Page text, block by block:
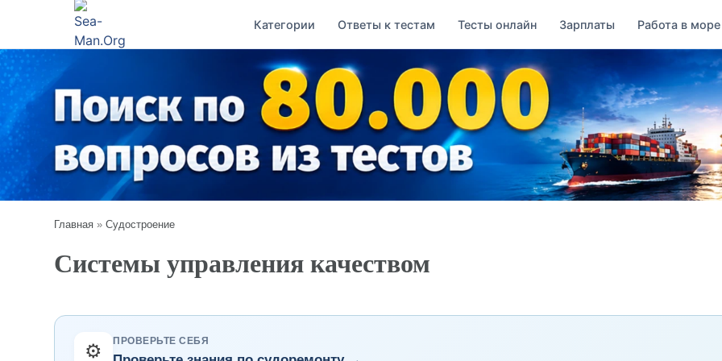
Категории Ответы к тестам Тесты онлайн Зарплаты Работа в море
Главная »Судостроение
Системы управления качеством
⚙️ ПРОВЕРЬТЕ СЕБЯ